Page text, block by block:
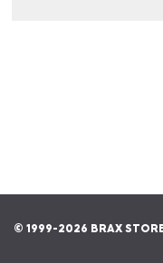
© 1999-2026 BRAX